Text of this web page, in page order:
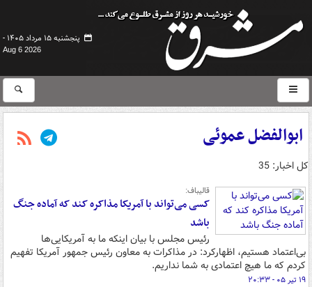
پنجشنبه ۱۵ مرداد ۱۴۰۵ -
Aug 6 2026
ابوالفضل عموئی
کل اخبار: 35
قالیباف:
کسی می‌تواند با آمریکا مذاکره کند که آماده جنگ
باشد
رئیس مجلس با بیان اینکه ما به آمریکایی‌ها
بی‌اعتماد هستیم، اظهارکرد: در مذاکرات به معاون رئیس جمهور آمریکا تفهیم
کردم که ما هیچ اعتمادی به شما نداریم.
۱۹ تیر ۰۵ - ۲۰:۳۳